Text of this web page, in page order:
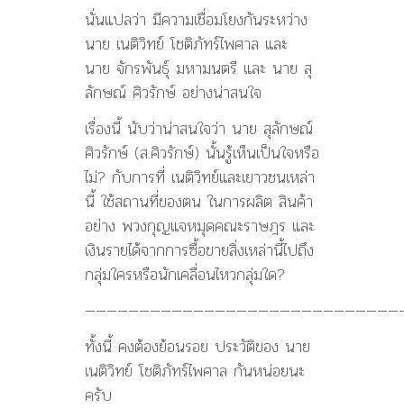
นั่นแปลว่า มีความเชื่อมโยงกันระหว่าง
นาย เนติวิทย์ โชติภัทร์ไพศาล และ
นาย จักรพันธุ์ มหามนตรี และ นาย สุ
ลักษณ์ ศิวรักษ์ อย่างน่าสนใจ
เรื่องนี้ นับว่าน่าสนใจว่า นาย สุลักษณ์
ศิวรักษ์ (ส.ศิวรักษ์) นั้นรู้เห็นเป็นใจหรือ
ไม่? กับการที่ เนติวิทย์และเยาวชนเหล่า
นี้ ใช้สถานที่ของตน ในการผลิต สินค้า
อย่าง พวงกุญแจหมุดคณะราษฎร และ
เงินรายได้จากการซื้อขายสิ่งเหล่านี้ไปถึง
กลุ่มใครหรือนักเคลื่อนไหวกลุ่มใด?
ทั้งนี้ คงต้องย้อนรอย ประวัติของ นาย
เนติวิทย์ โชติภัทร์ไพศาล กันหน่อยนะ
ครับ